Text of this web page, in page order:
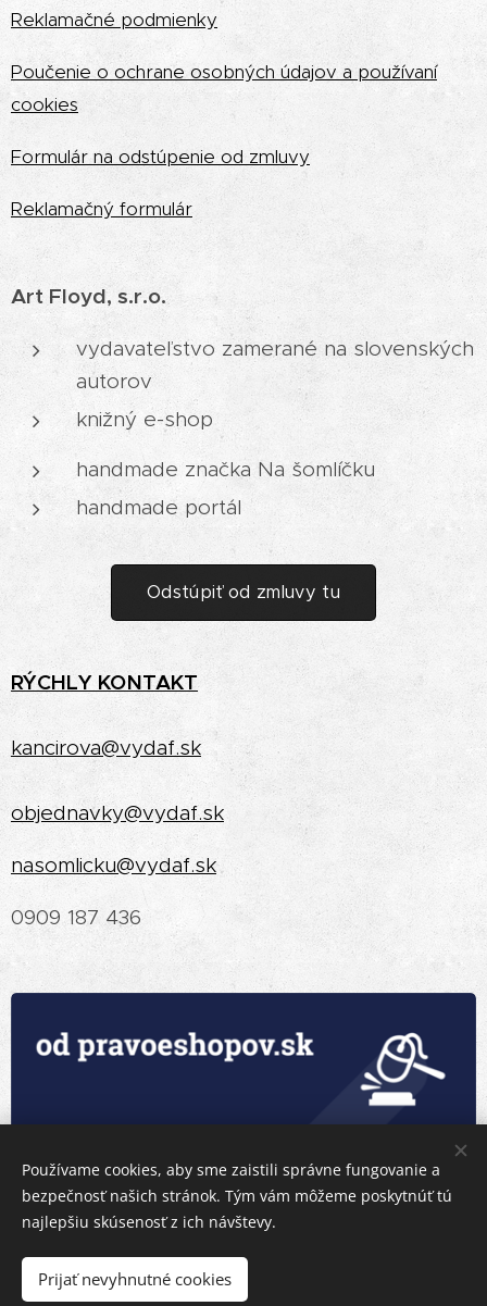
Reklamačné podmienky
Poučenie o ochrane osobných údajov a používaní
cookies
Formulár na odstúpenie od zmluvy
Reklamačný formulár
Art Floyd, s.r.o.
vydavateľstvo zamerané na slovenských
autorov
knižný e-shop
handmade značka Na šomlíčku
handmade portál
Odstúpiť od zmluvy tu
RÝCHLY KONTAKT
kancirova@vydaf.sk
objednavky@vydaf.sk
nasomlicku@vydaf.sk
0909 187 436
Používame cookies, aby sme zaistili správne fungovanie a
bezpečnosť našich stránok. Tým vám môžeme poskytnúť tú
najlepšiu skúsenosť z ich návštevy.
Prijať nevyhnutné cookies